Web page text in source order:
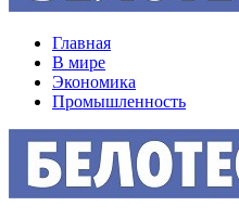
Главная
В мире
Экономика
Промышленность